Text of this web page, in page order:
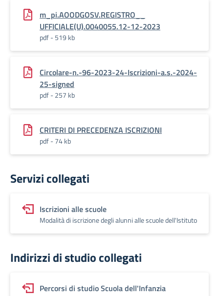
m_pi.AOODGOSV.REGISTRO__
UFFICIALE(U).0040055.12-12-2023
pdf - 519 kb
Circolare-n.-96-2023-24-Iscrizioni-a.s.-2024-
25-signed
pdf - 257 kb
CRITERI DI PRECEDENZA ISCRIZIONI
pdf - 74 kb
Servizi collegati
Iscrizioni alle scuole
Modalità di iscrizione degli alunni alle scuole dell'Istituto
Indirizzi di studio collegati
Percorsi di studio Scuola dell'Infanzia